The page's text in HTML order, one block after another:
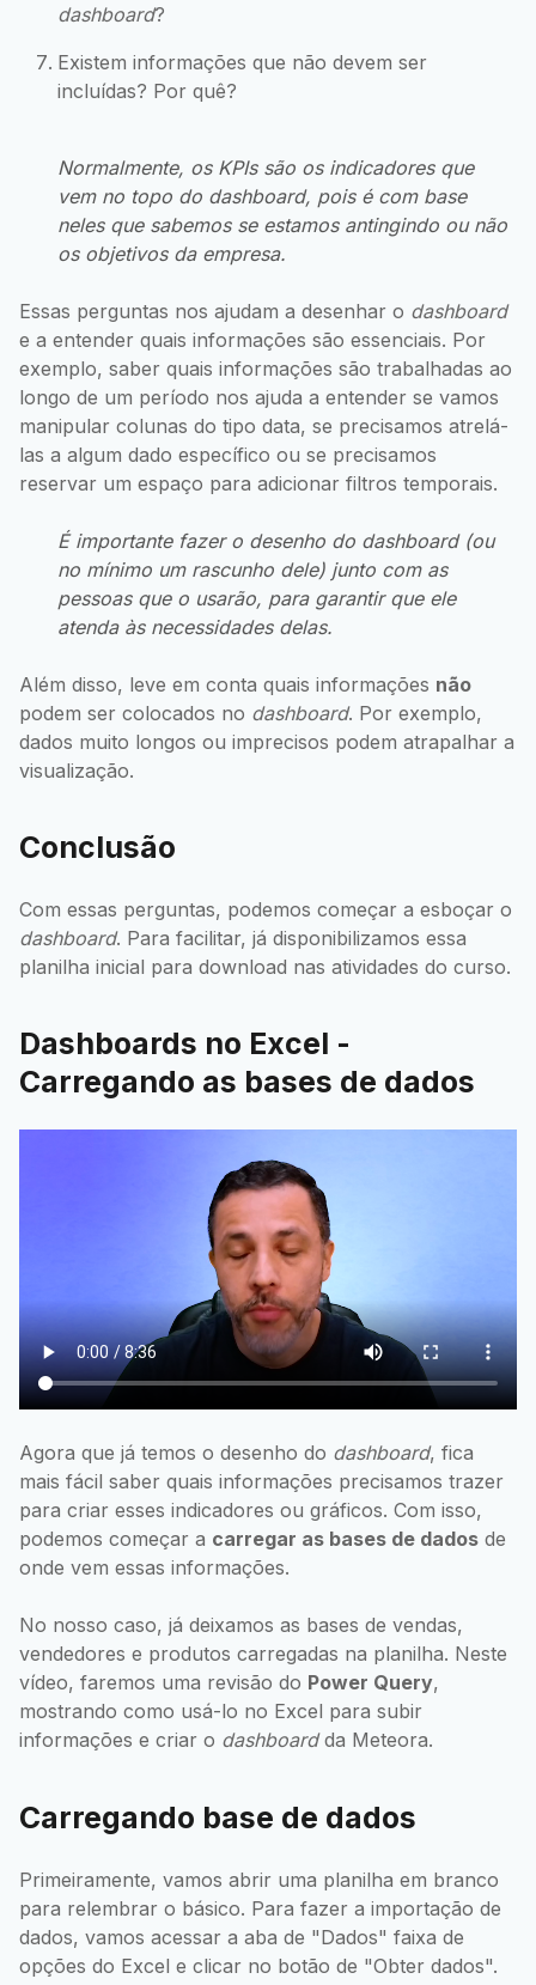
dashboard?
Existem informações que não devem ser
incluídas? Por quê?
Normalmente, os KPIs são os indicadores que
vem no topo do dashboard, pois é com base
neles que sabemos se estamos antingindo ou não
os objetivos da empresa.
Essas perguntas nos ajudam a desenhar o dashboard
e a entender quais informações são essenciais. Por
exemplo, saber quais informações são trabalhadas ao
longo de um período nos ajuda a entender se vamos
manipular colunas do tipo data, se precisamos atrelá-
las a algum dado específico ou se precisamos
reservar um espaço para adicionar filtros temporais.
É importante fazer o desenho do dashboard(ou
no mínimo um rascunho dele) junto com as
pessoas que o usarão, para garantir que ele
atenda às necessidades delas.
Além disso, leve em conta quais informações não
podem ser colocados no dashboard. Por exemplo,
dados muito longos ou imprecisos podem atrapalhar a
visualização.
Conclusão
Com essas perguntas, podemos começar a esboçar o
dashboard. Para facilitar, já disponibilizamos essa
planilha inicial para download nas atividades do curso.
Dashboards no Excel -
Carregando as bases de dados
Agora que já temos o desenho do dashboard, fica
mais fácil saber quais informações precisamos trazer
para criar esses indicadores ou gráficos. Com isso,
podemos começar a carregar as bases de dados de
onde vem essas informações.
No nosso caso, já deixamos as bases de vendas,
vendedores e produtos carregadas na planilha. Neste
vídeo, faremos uma revisão do Power Query,
mostrando como usá-lo no Excel para subir
informações e criar o dashboardda Meteora.
Carregando base de dados
Primeiramente, vamos abrir uma planilha em branco
para relembrar o básico. Para fazer a importação de
dados, vamos acessar a aba de "Dados" faixa de
opções do Excel e clicar no botão de "Obter dados".